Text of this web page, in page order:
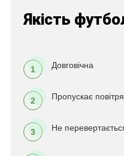
Якість
1 Довговічна
2 Пропускає повітря
3 Не